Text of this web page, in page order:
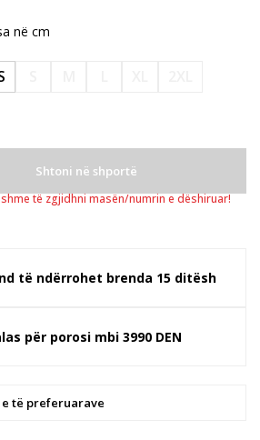
në cm
Shtoni në shportë
të zgjidhni masën/numrin e dëshiruar!
të ndërrohet brenda 15 ditësh
për porosi mbi 3990 DEN
e të preferuarave